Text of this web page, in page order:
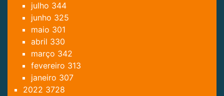
julho 344
junho 325
maio 301
abril 330
março 342
fevereiro 313
janeiro 307
2022 3728